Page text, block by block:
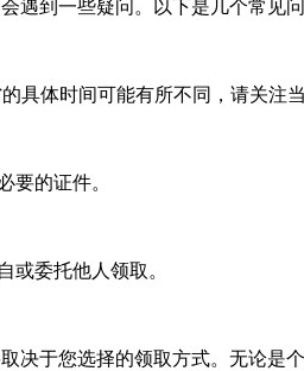
遇到一些疑问。以下是几个常见问
具体时间可能有所不同，请关注当
要的证件。
或委托他人领取。
决于您选择的领取方式。无论